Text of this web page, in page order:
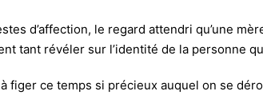
d’affection, le regard attendri qu’une
tant révéler sur l’identité de la personne
figer ce temps si précieux auquel on se